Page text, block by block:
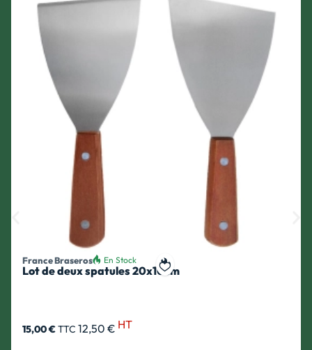
Ajouter à ma liste de souhait
France Braseros En Stock
Lot de deux spatules 20x10cm
15,00 €TTC 12,50 € HT